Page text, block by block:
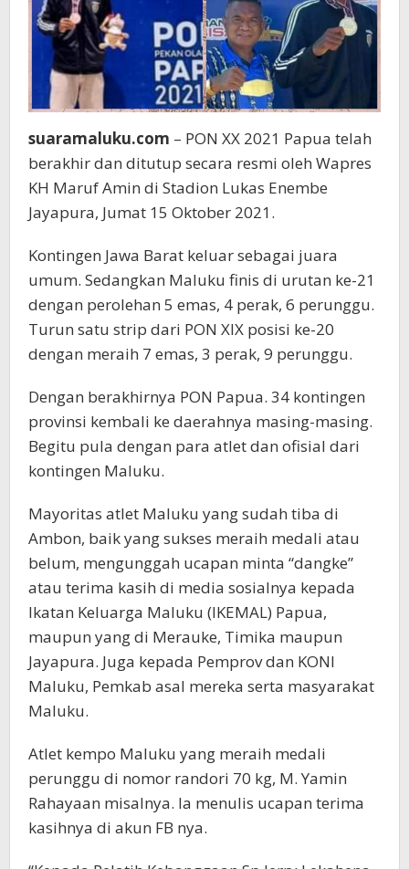
suaramaluku.com – PON XX 2021 Papua telah
berakhir dan ditutup secara resmi oleh Wapres
KH Maruf Amin di Stadion Lukas Enembe
Jayapura, Jumat 15 Oktober 2021.
Kontingen Jawa Barat keluar sebagai juara
umum. Sedangkan Maluku finis di urutan ke-21
dengan perolehan 5 emas, 4 perak, 6 perunggu.
Turun satu strip dari PON XIX posisi ke-20
dengan meraih 7 emas, 3 perak, 9 perunggu.
Dengan berakhirnya PON Papua. 34 kontingen
provinsi kembali ke daerahnya masing-masing.
Begitu pula dengan para atlet dan ofisial dari
kontingen Maluku.
Mayoritas atlet Maluku yang sudah tiba di
Ambon, baik yang sukses meraih medali atau
belum, mengunggah ucapan minta “dangke”
atau terima kasih di media sosialnya kepada
Ikatan Keluarga Maluku (IKEMAL) Papua,
maupun yang di Merauke, Timika maupun
Jayapura. Juga kepada Pemprov dan KONI
Maluku, Pemkab asal mereka serta masyarakat
Maluku.
Atlet kempo Maluku yang meraih medali
perunggu di nomor randori 70 kg, M. Yamin
Rahayaan misalnya. Ia menulis ucapan terima
kasihnya di akun FB nya.